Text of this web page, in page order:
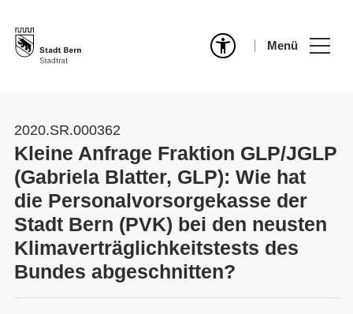
Menü
2020.SR.000362
Kleine Anfrage Fraktion GLP/JGLP
(Gabriela Blatter, GLP): Wie hat
die Personalvorsorgekasse der
Stadt Bern (PVK) bei den neusten
Klimaverträglichkeitstests des
Bundes abgeschnitten?